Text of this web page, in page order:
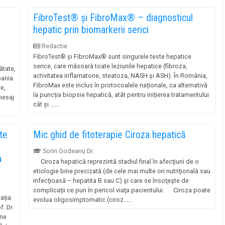
FibroTest® și FibroMax® – diagnosticul
hepatic prin biomarkerii serici
Redactie
FibroTest® și FibroMax® sunt singurele teste hepatice
serice, care măsoară toate leziunile hepatice (fibroza,
activitatea inflamatorie, steatoza, NASH și ASH). În România,
FibroMax este inclus în protocoalele naționale, ca alternativă
la puncția biopsie hepatică, atât pentru inițierea tratamentului
cât și ......
Dr.
Mic ghid ‏‏de fitoterapie Ciroza hepatică
Sorin Godeanu Dr.
Ciroza hepatică reprezintă stadiul final în afecţiuni de o
etiologie bine precizată (de cele mai multe ori nutriţională sau
infecţioasă – hepatita B sau C) şi care se însoţeşte de
complicaţii ce pun în pericol viaţa pacientului. Ciroza poate
evolua oligosimptomatic (ciroz......